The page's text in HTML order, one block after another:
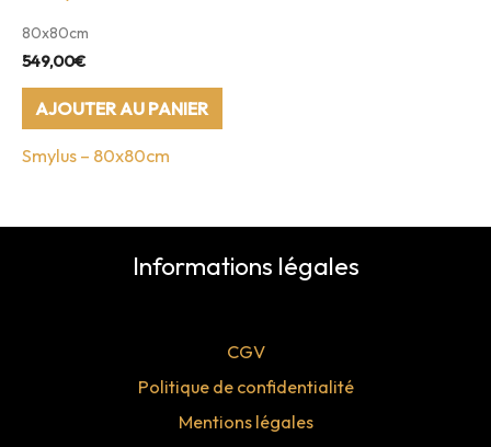
80x80cm
549,00€
AJOUTER AU PANIER
Smylus – 80x80cm
Informations légales
CGV
Politique de confidentialité
Mentions légales